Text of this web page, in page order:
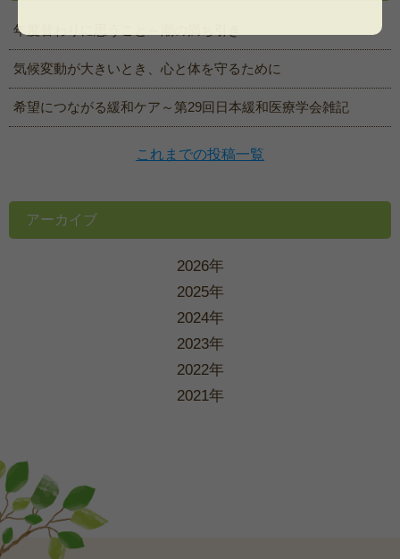
年度替わりに思うこと～潮の満ち引き
気候変動が大きいとき、心と体を守るために
希望につながる緩和ケア～第29回日本緩和医療学会雑記
これまでの投稿一覧
アーカイブ
2026年
2025年
2024年
2023年
2022年
2021年